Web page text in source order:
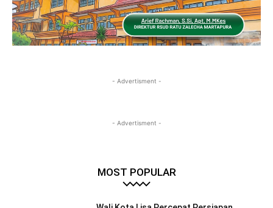
- Advertisment -
- Advertisment -
MOST POPULAR